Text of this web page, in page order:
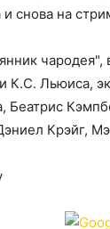
снова на
К.С. Льюиса,
Беатрис
Крэйг,